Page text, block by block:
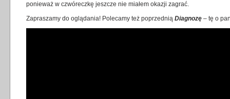
ponieważ w czwóreczkę jeszcze nie miałem okazji zagrać.
Zapraszamy do oglądania! Polecamy też poprzednią Diagnozę – tę o